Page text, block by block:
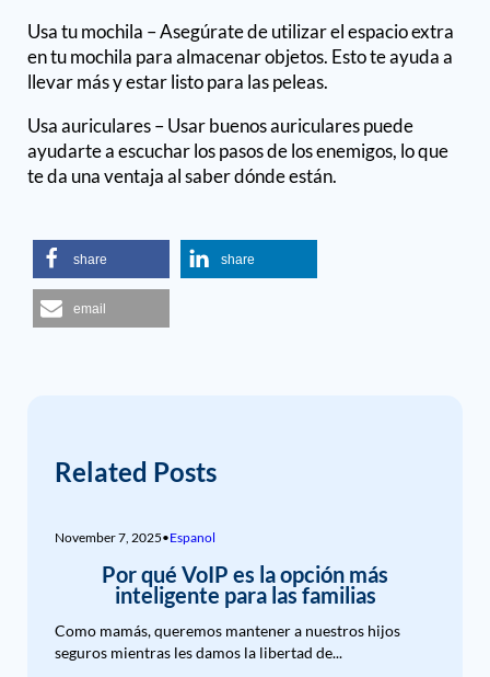
Usa tu mochila – Asegúrate de utilizar el espacio extra
en tu mochila para almacenar objetos. Esto te ayuda a
llevar más y estar listo para las peleas.
Usa auriculares – Usar buenos auriculares puede
ayudarte a escuchar los pasos de los enemigos, lo que
te da una ventaja al saber dónde están.
share share
email
Related Posts
November 7, 2025•Espanol
Por qué VoIP es la opción más
inteligente para las familias
Como mamás, queremos mantener a nuestros hijos
seguros mientras les damos la libertad de...